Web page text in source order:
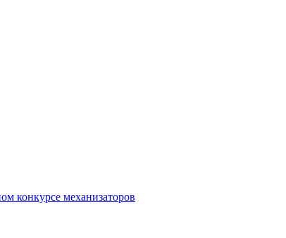
конкурсе механизаторов